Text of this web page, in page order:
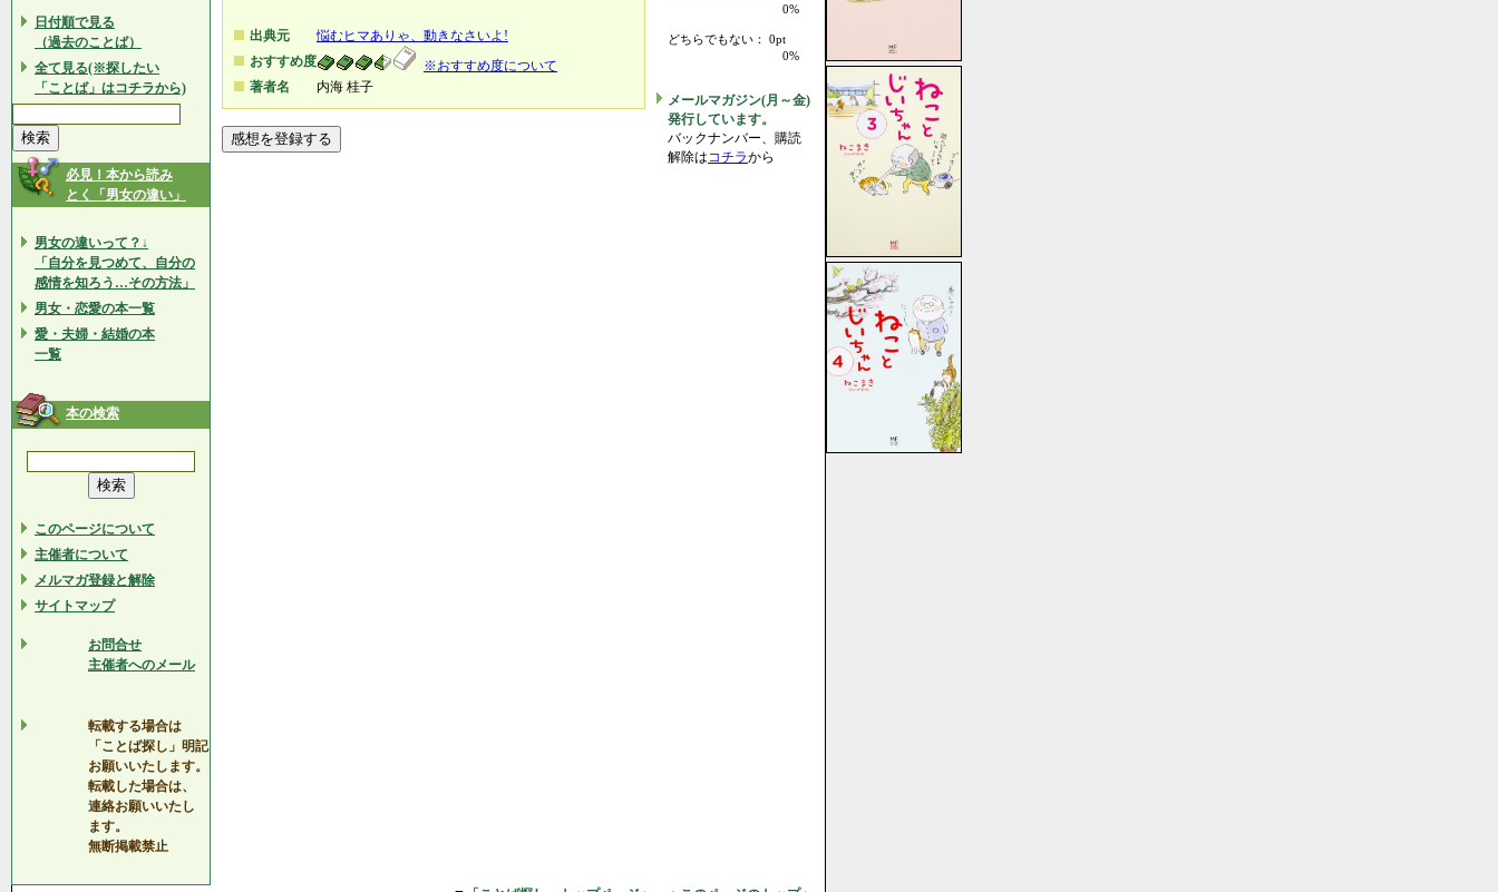
日付順で見る
（過去のことば）
全て見る(※探したい
「ことば」はコチラから)
必見！本から読み
とく「男女の違い」
男女の違いって？↓
「自分を見つめて、自分の
感情を知ろう…その方法」
男女・恋愛の本一覧
愛・夫婦・結婚の本
一覧
本の検索
このページについて
主催者について
メルマガ登録と解除
サイトマップ
お問合せ
主催者へのメール
転載する場合は
「ことば探し」明記
お願いいたします。
転載した場合は、
連絡お願いいたし
ます。
無断掲載禁止
出典元
悩むヒマありゃ、動きなさいよ!
おすすめ度
※おすすめ度について
著者名
内海 桂子
0%
どちらでもない： 0pt
0%
メールマガジン(月～金)
発行しています。
バックナンバー、購読
解除はコチラから